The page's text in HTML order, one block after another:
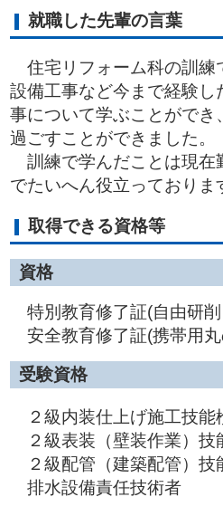
就職した先輩の言葉
住宅リフォーム科の訓練
設備工事など今まで経験し
事について学ぶことができ
過ごすことができました。
訓練で学んだことは現在
でたいへん役立っておりま
取得できる資格等
資格
特別教育修了証(自由研
安全教育修了証(携帯用
受験資格
２級内装仕上げ施工技能
２級表装（壁装作業）技
２級配管（建築配管）技
排水設備責任技術者